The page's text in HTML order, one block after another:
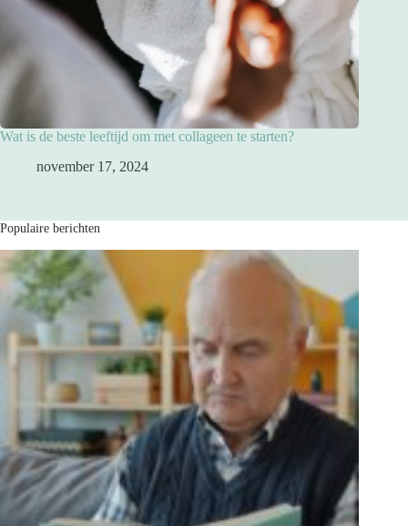
Wat is de beste leeftijd om met collageen te starten?
november 17, 2024
Populaire berichten